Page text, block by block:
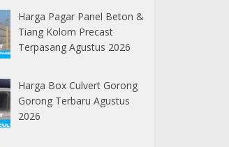
Harga Pagar Panel Beton &
Tiang Kolom Precast
Terpasang Agustus 2026
Harga Box Culvert Gorong
Gorong Terbaru Agustus
2026